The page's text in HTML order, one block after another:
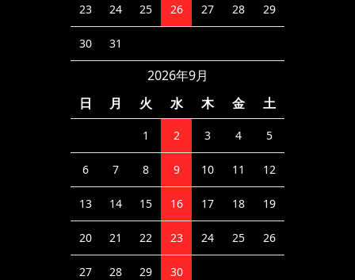
23 24 25 26 27 28 29
30 31
2026年9月
日
月 火 水 木 金 土
1 2 3 4 5
6 7 8 9 10 11 12
13 14 15 16 17 18 19
20 21 22 23 24 25 26
27 28 29 30